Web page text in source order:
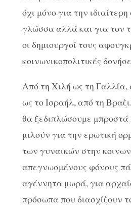
όχι μόνο για την
γλώσσα αλλά και για τον
οι δημιουργοί τους
κοινωνικοπολιτικές
Από τη Χιλή ως τη
ως το Ισραήλ, από τη
θα ξεδιπλώσουμε μπροστά
μιλούν για την ερωτική
των γυναικών στην
απεγνωσμένους φόνους
αγέννητα μωρά, για
πρόσωπα που διασχίζουν